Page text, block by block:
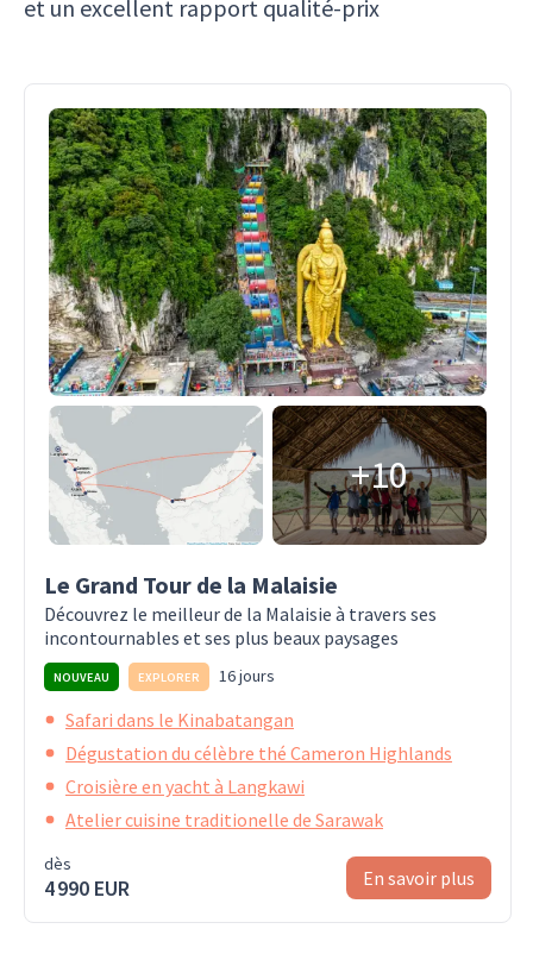
et un excellent rapport qualité-prix
+10
Le Grand Tour de la Malaisie
Découvrez le meilleur de la Malaisie à travers ses
incontournables et ses plus beaux paysages
NOUVEAU EXPLORER 16 jours
Safari dans le Kinabatangan
Dégustation du célèbre thé Cameron Highlands
Croisière en yacht à Langkawi
Atelier cuisine traditionelle de Sarawak
dès
4 990 EUR En savoir plus